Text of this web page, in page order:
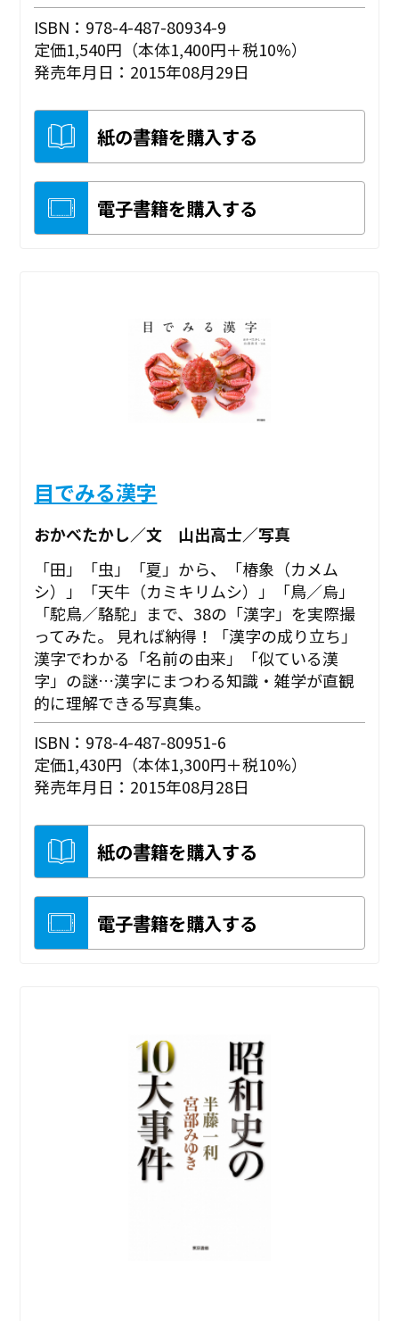
ISBN：978-4-487-80934-9
定価1,540円（本体1,400円＋税10%）
発売年月日：2015年08月29日
紙の書籍を購入する
電子書籍を購入する
目でみる漢字
おかべたかし／文 山出高士／写真
「田」「虫」「夏」から、「椿象（カメム
シ）」「天牛（カミキリムシ）」「鳥／烏」
「駝鳥／駱駝」まで、38の「漢字」を実際撮
ってみた。 見れば納得！「漢字の成り立ち」
漢字でわかる「名前の由来」「似ている漢
字」の謎…漢字にまつわる知識・雑学が直観
的に理解できる写真集。
ISBN：978-4-487-80951-6
定価1,430円（本体1,300円＋税10%）
発売年月日：2015年08月28日
紙の書籍を購入する
電子書籍を購入する